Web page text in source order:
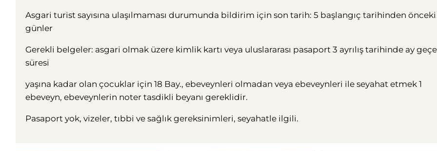
Asgari turist sayısına ulaşılmaması durumunda bildirim için son tarih: 5 başlangıç ​​tarihinden önceki
günler
Gerekli belgeler: asgari olmak üzere kimlik kartı veya uluslararası pasaport 3 ayrılış tarihinde ay
süresi
yaşına kadar olan çocuklar için 18 Bay., ebeveynleri olmadan veya ebeveynleri ile seyahat etmek 1
ebeveyn, ebeveynlerin noter tasdikli beyanı gereklidir.
Pasaport yok, vizeler, tıbbi ve sağlık gereksinimleri, seyahatle ilgili.